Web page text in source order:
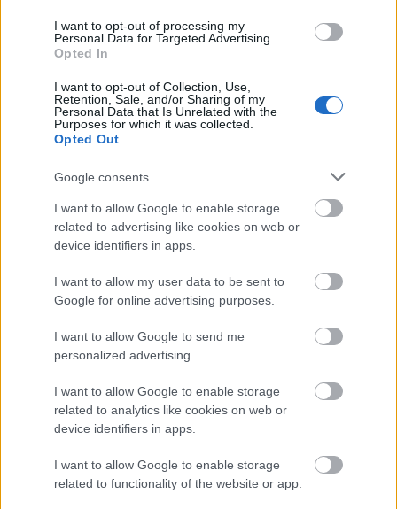
I want to opt-out of processing my
Personal Data for Targeted Advertising.
Opted In
I want to opt-out of Collection, Use,
Retention, Sale, and/or Sharing of my
Personal Data that Is Unrelated with the
Purposes for which it was collected.
Opted Out
Google consents
I want to allow Google to enable storage
related to advertising like cookies on web or
device identifiers in apps.
I want to allow my user data to be sent to
Google for online advertising purposes.
I want to allow Google to send me
personalized advertising.
I want to allow Google to enable storage
related to analytics like cookies on web or
device identifiers in apps.
I want to allow Google to enable storage
related to functionality of the website or app.
H Ελλάδα στο επίκεντρο της
παγκόσμιας fitness σκηνής
Red Bull Gym Clashέρχεται στην Ελλάδα
φέρνοντας μαζί του την ενέργεια, την ένταση και
το παγκόσμιο ενδιαφέρον.
Η χώρα μας θα υποδεχτεί και τη δημοφιλή
αθλήτρια του HYROX και των αγώνων με εμπόδια
Steensgaard, που έχει συμμετάσχει στο
σχεδιασμό των workouts του Red Bull Gym Clash.
και Εθνικό Προκριματικό και θα ζήσει μαζί με τους
αθλητές την εμπειρία του πιο εκρηκτικού fitness